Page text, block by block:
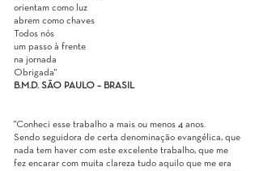
orientam como luz
abrem como chaves
Todos nós
um passo à frente
na jornada
Obrigada"
B.M.D. SÃO PAULO – BRASIL
"Conheci esse trabalho a mais ou menos 4 anos.
Sendo seguidora de certa denominação evangélica, que
nada tem haver com este excelente trabalho, que me
fez encarar com muita clareza tudo aquilo que me era